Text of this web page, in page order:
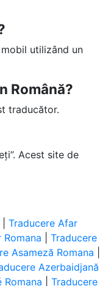
utilizând un
Română?
traducător.
Acest site de
|Traducere Afar
Romana |Traducere
Asameză Romana
Azerbaidjană
Romana |Traducere